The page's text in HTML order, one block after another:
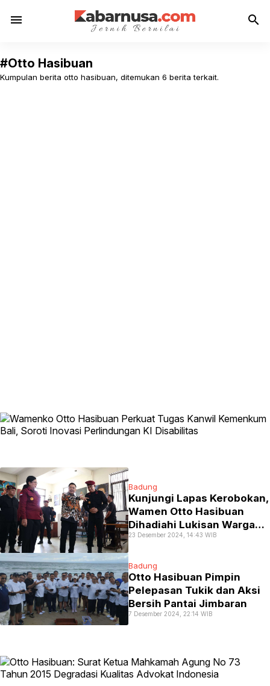
menu search
#Otto Hasibuan
Kumpulan berita otto hasibuan, ditemukan 6 berita terkait.
Badung
Kunjungi Lapas Kerobokan,
Wamen Otto Hasibuan
Dihadiahi Lukisan Warga
Binaan
23 Desember 2024, 14:43 WIB
Badung
Otto Hasibuan Pimpin
Pelepasan Tukik dan Aksi
Bersih Pantai Jimbaran
7 Desember 2024, 22:14 WIB